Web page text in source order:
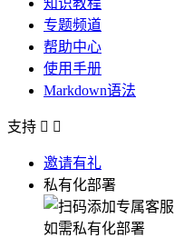
知识教程
专题频道
帮助中心
使用手册
Markdown语法
支持  
邀请有礼
私有化部署
如需私有化部署